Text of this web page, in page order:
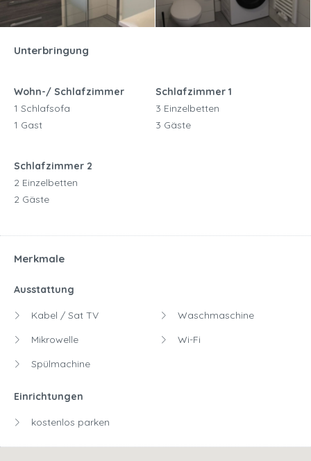
Unterbringung
Wohn-/ Schlafzimmer
1 Schlafsofa
1 Gast
Schlafzimmer 1
3 Einzelbetten
3 Gäste
Schlafzimmer 2
2 Einzelbetten
2 Gäste
Merkmale
Ausstattung
Kabel / Sat TV
Mikrowelle
Spülmachine
Waschmaschine
Wi-Fi
Einrichtungen
kostenlos parken